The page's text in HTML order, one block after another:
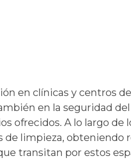
en clínicas y centros
en la seguridad
ofrecidos. A lo largo
de limpieza, obteniendo
transitan por estos